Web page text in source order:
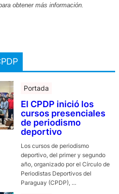
obtener más información.
Portada
El CPDP inició los
cursos presenciales
de periodismo
deportivo
Los cursos de periodismo
deportivo, del primer y segundo
año, organizado por el Círculo de
Periodistas Deportivos del
Paraguay (CPDP), …